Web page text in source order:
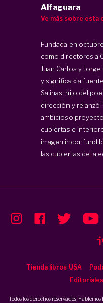
Alfaguara
Ve más sobre esta
Fundada en
como directores a
Juan Carlos y
y significa «la
Salinas, hijo del
dirección y relanzó
ambicioso
cubiertas e
imagen
las cubiertas de la
Tienda libros USA
Todos los derechos reservados,